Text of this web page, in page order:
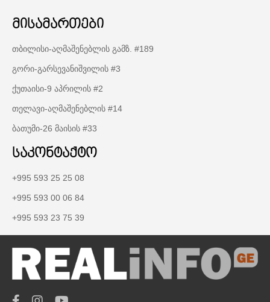
მისამართები
თბილისი-აღმაშენებლის გამზ. #189
გორი-გარსევანიშვილის #3
ქუთაისი-9 აპრილის #2
თელავი-აღმაშენებლის #14
ბათუმი-26 მაისის #33
საკონტაქტო
+995 593 25 25 08
+995 593 00 06 84
+995 593 23 75 39